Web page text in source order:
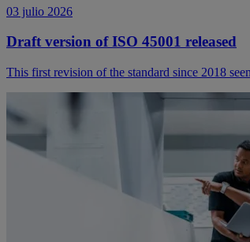
03 julio 2026
Draft version of ISO 45001 released
This first revision of the standard since 2018